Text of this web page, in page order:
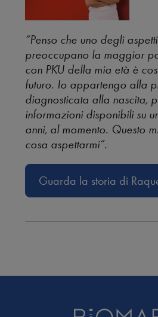
“Penso che uno degli
preoccupano la maggior
con PKU della mia età è
futuro. Io appartengo alla
diagnosticata alla nascita,
informazioni disponibili su
anni, al momento. Questo
cosa aspettarmi”.
Guarda la storia di